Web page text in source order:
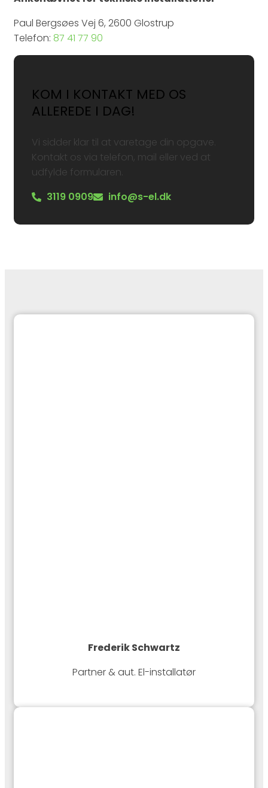
Paul Bergsøes Vej 6, 2600 Glostrup
Telefon: 87 41 77 90
KOM I KONTAKT MED OS
ALLEREDE I DAG!
Vi sidder klar til at varetage din opgave.
Kontakt os via telefon, mail eller ved at
udfylde formularen.
3119 0909
info@s-el.dk
Frederik Schwartz
Partner & aut. El-installatør